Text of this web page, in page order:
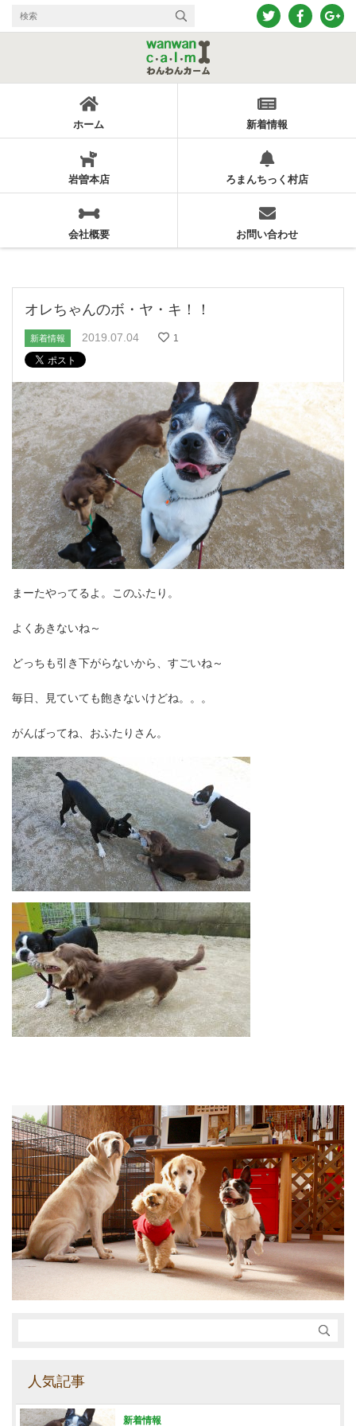
ホーム 新着情報
岩曽本店 ろまんちっく村店
会社概要 お問い合わせ
オレちゃんのボ・ヤ・キ！！
新着情報 2019.07.04 1
まーたやってるよ。このふたり。
よくあきないね～
どっちも引き下がらないから、すごいね～
毎日、見ていても飽きないけどね。。。
がんばってね、おふたりさん。
人気記事
新着情報